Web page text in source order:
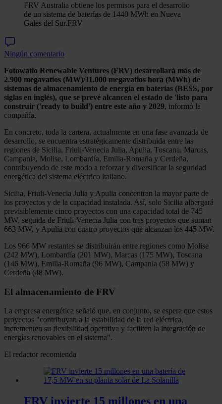
FRV Australia obtiene los permisos para el desarrollo
de un sistema de baterías de 1440 MWh en Nueva
Gales del Sur.FRV
Ningún comentario
Fotowatio Renewable Ventures (FRV) desarrollará más de
2.900 megavatios (MW)/11.000 megavatios hora (MWh) de
sistemas de almacenamiento de energía en baterías (BESS, por
siglas en inglés), que se prevé alcancen el estado de 'listo para
construir ('ready to build') entre este año y 2029, informó la
compañía.
En concreto, toda la cartera, actualmente en una fase avanzada de
desarrollo, se encuentra estratégicamente distribuida entre las
regiones de Sicilia, Friuli-Venecia Julia, Apulia, Toscana, Marcas,
Campania, Molise, Lombardía, Emilia-Romaña y Cerdeña,
contribuyendo de este modo a reforzar y diversificar la seguridad
energética del sistema eléctrico italiano.
Sicilia, Friuli-Venecia Julia y Apulia concentran la mayor parte de
los proyectos y de la capacidad instalada. Así, solo Sicilia albergará
previsiblemente cinco proyectos con una capacidad total de 745
MW, seguida de Friuli-Venecia Julia con tres proyectos que suman
663 MW, y Apulia con cuatro proyectos que alcanzan los 445 MW.
Los 966 MW restantes se distribuirán entre regiones como Molise
(242 MW), Lombardía (201 MW), Marcas (175 MW), Toscana
(146 MW), Emilia-Romaña (96 MW), Campania (58 MW) y
Cerdeña (48 MW).
El almacenamiento de FRV
La empresa energética señaló que, en conjunto, se espera que estos
proyectos "contribuyan a la estabilidad de la red eléctrica,
incrementen su flexibilidad operativa y faciliten la integración de
energías renovables en el sistema".
El redactor recomienda
FRV invierte 15 millones en una